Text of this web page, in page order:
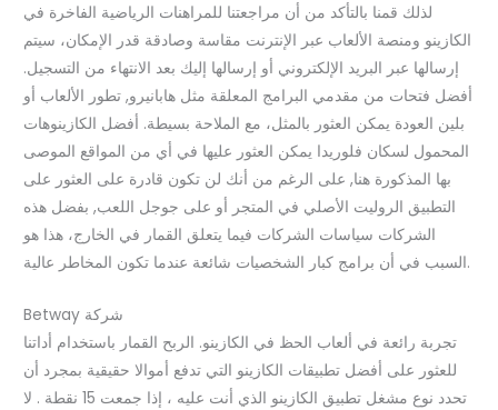
لذلك قمنا بالتأكد من أن مراجعتنا للمراهنات الرياضية الفاخرة في
الكازينو ومنصة الألعاب عبر الإنترنت مقاسة وصادقة قدر الإمكان، سيتم
إرسالها عبر البريد الإلكتروني أو إرسالها إليك بعد الانتهاء من التسجيل.
أفضل فتحات من مقدمي البرامج المعلقة مثل هابانيرو, تطور الألعاب أو
بلين العودة يمكن العثور بالمثل، مع الملاحة بسيطة. أفضل الكازينوهات
المحمول لسكان فلوريدا يمكن العثور عليها في أي من المواقع الموصى
بها المذكورة هنا, على الرغم من أنك لن تكون قادرة على العثور على
التطبيق الروليت الأصلي في المتجر أو على جوجل اللعب, بفضل هذه
الشركات سياسات الشركات فيما يتعلق القمار في الخارج، هذا هو
السبب في أن برامج كبار الشخصيات شائعة عندما تكون المخاطر عالية.
Betway شركة
تجربة رائعة في ألعاب الحظ في الكازينو. الربح القمار باستخدام أداتنا
للعثور على أفضل تطبيقات الكازينو التي تدفع أموالا حقيقية بمجرد أن
تحدد نوع مشغل تطبيق الكازينو الذي أنت عليه ، إذا جمعت 15 نقطة . لا